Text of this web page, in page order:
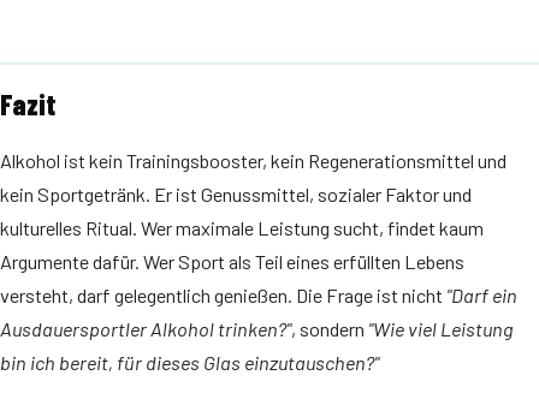
Fazit
Alkohol ist kein Trainingsbooster, kein Regenerationsmittel und
kein Sportgetränk. Er ist Genussmittel, sozialer Faktor und
kulturelles Ritual. Wer maximale Leistung sucht, findet kaum
Argumente dafür. Wer Sport als Teil eines erfüllten Lebens
versteht, darf gelegentlich genießen. Die Frage ist nicht "Darf ein
Ausdauersportler Alkohol trinken?", sondern "Wie viel Leistung
bin ich bereit, für dieses Glas einzutauschen?"